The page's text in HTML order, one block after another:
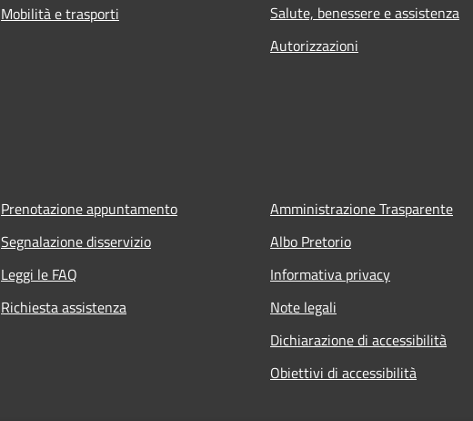
Mobilità e trasporti
Salute, benessere e assistenza
Autorizzazioni
Prenotazione appuntamento
Segnalazione disservizio
Leggi le FAQ
Richiesta assistenza
Amministrazione Trasparente
Albo Pretorio
Informativa privacy
Note legali
Dichiarazione di accessibilità
Obiettivi di accessibilità